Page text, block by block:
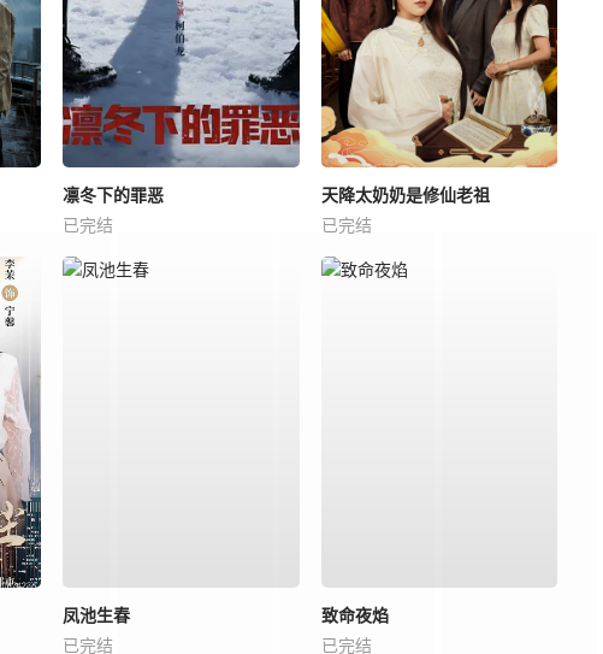
凛冬下的罪恶
已完结
天降太奶奶是修仙老祖
已完结
凤池生春
已完结
致命夜焰
已完结